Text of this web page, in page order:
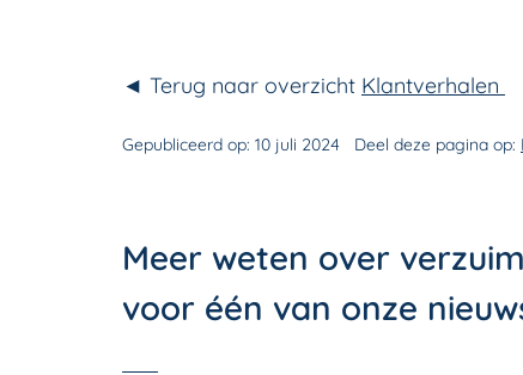
◄ Terug naar overzicht Klantverhalen
Gepubliceerd op: 10 juli 2024 Deel deze pagina op:
Meer weten over
voor één van onze